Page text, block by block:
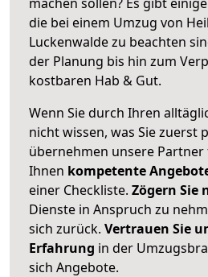
die bei einem Umzug von
Luckenwalde zu beachten
der Planung bis hin zum
kostbaren Hab & Gut.
Wenn Sie durch Ihren
nicht wissen, was Sie zuerst
übernehmen unsere Partner
Ihnen kompetente
einer Checkliste. Zögern Sie
Dienste in Anspruch zu
sich zurück. Vertrauen Sie
Erfahrung in der
sich Angebote.